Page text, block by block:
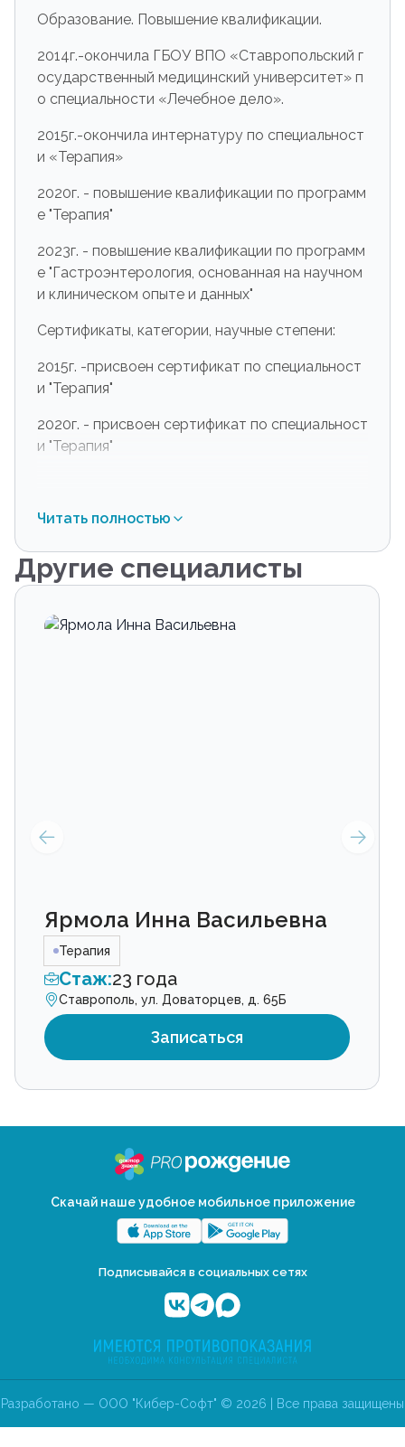
Образование. Повышение квалификации.
2014г.-окончила ГБОУ ВПО «Ставропольский г
осударственный медицинский университет» п
о специальности «Лечебное дело».
2015г.-окончила интернатуру по специальност
и «Терапия»
2020г. - повышение квалификации по программ
е "Терапия"
2023г. - повышение квалификации по программ
е "Гастроэнтерология, основанная на научном
и клиническом опыте и данных"
Сертификаты, категории, научные степени:
2015г. -присвоен сертификат по специальност
и "Терапия"
2020г. - присвоен сертификат по специальност
и "Терапия"
Читать полностью
Другие специалисты
Ярмола Инна Васильевна
Терапия
Стаж:23 года
Ставрополь, ул. Доваторцев, д. 65Б
Записаться
Скачай наше удобное мобильное приложение
Подписывайся в социальных сетях
Разработано — ООО "Кибер-Софт" © 2026 | Все права защищены